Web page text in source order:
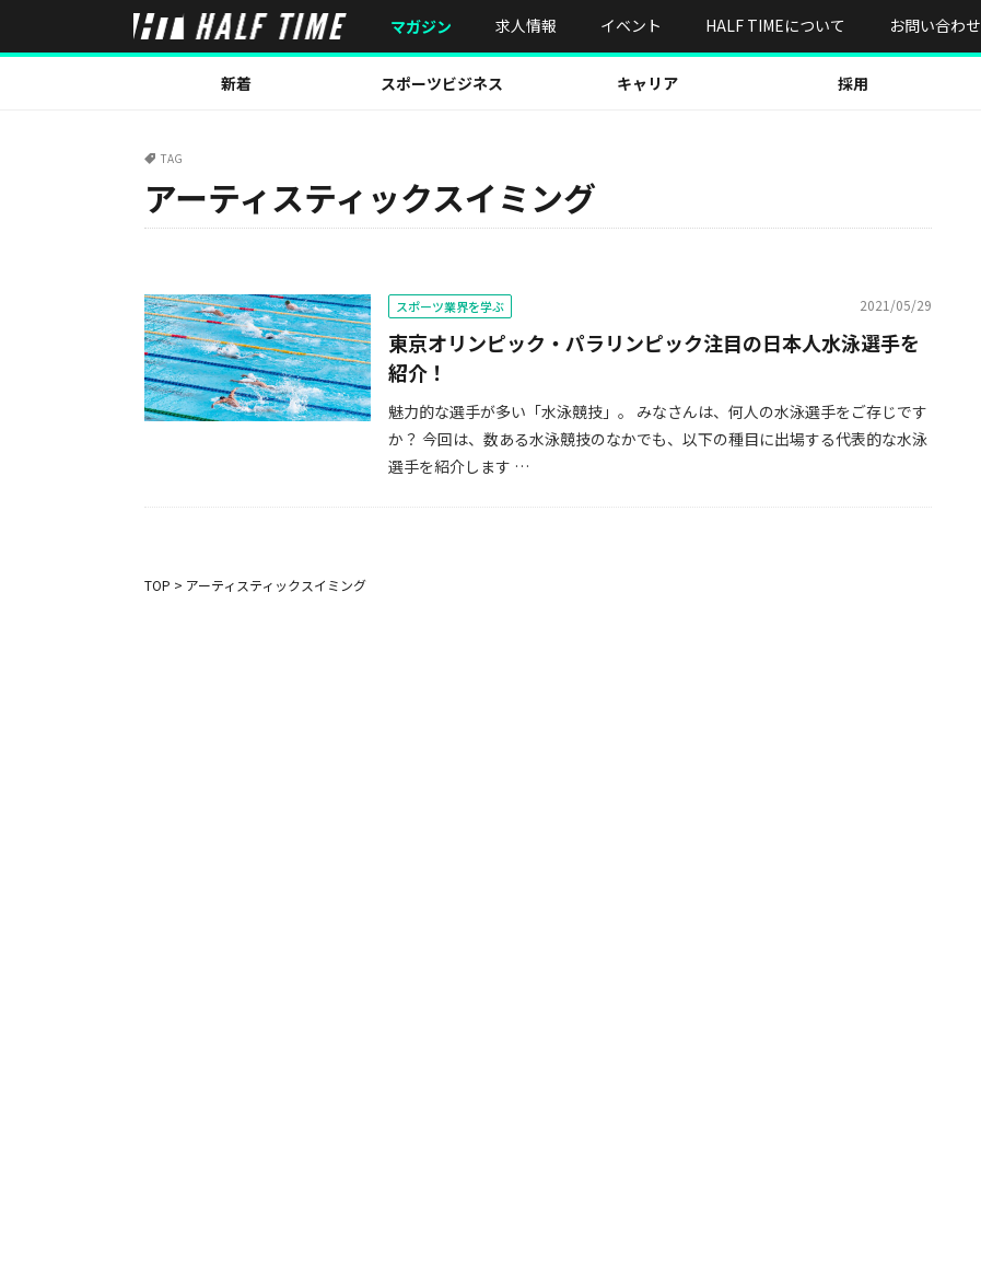
マガジン 求人情報 イベント HALF TIMEについて お問い合わせ
新着 スポーツビジネス キャリア 採用
TAG
アーティスティックスイミング
スポーツ業界を学ぶ 2021/05/29
東京オリンピック・パラリンピック注目の日本人水泳選手を
紹介！
魅力的な選手が多い「水泳競技」。 みなさんは、何人の水泳選手をご存じです
か？ 今回は、数ある水泳競技のなかでも、以下の種目に出場する代表的な水泳
選手を紹介します …
TOP > アーティスティックスイミング